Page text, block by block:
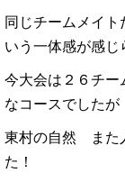
同じチームメイト
いう一体感が感じ
今大会は２６チー
なコースでしたが
東村の自然 また
た！